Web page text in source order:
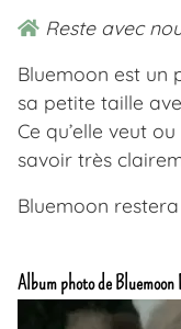
Reste avec
Bluemoon est un
sa petite taille
Ce qu’elle veut
savoir très
Bluemoon
Album photo de Bluemoon